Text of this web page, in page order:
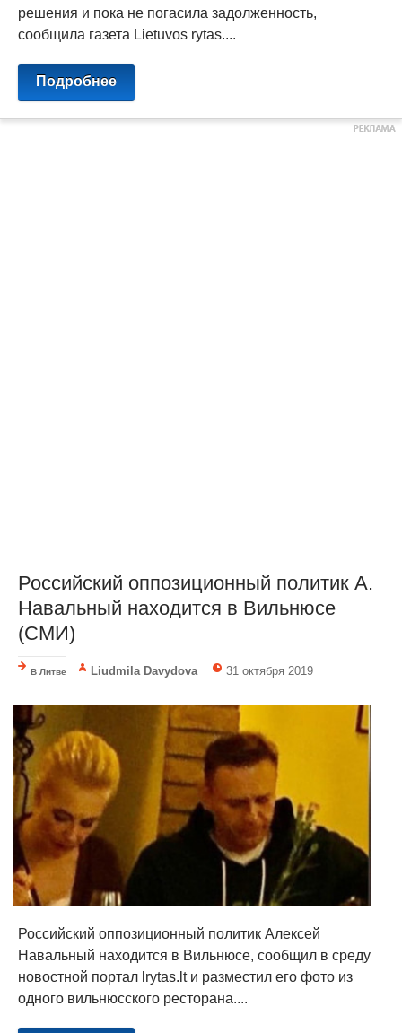
решения и пока не погасила задолженность,
сообщила газета Lietuvos rytas....
Подробнее
Российский оппозиционный политик А.
Навальный находится в Вильнюсе
(СМИ)
В Литве Liudmila Davydova 31 октября 2019
Российский оппозиционный политик Алексей
Навальный находится в Вильнюсе, сообщил в среду
новостной портал lrytas.lt и разместил его фото из
одного вильнюсского ресторана....